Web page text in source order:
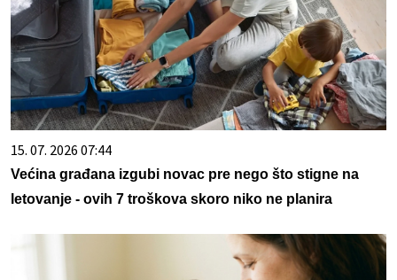
15. 07. 2026 07:44
Većina građana izgubi novac pre nego što stigne na
letovanje - ovih 7 troškova skoro niko ne planira